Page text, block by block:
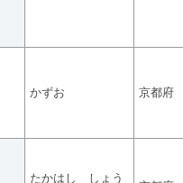
かずお 京都府
たかはし しょう